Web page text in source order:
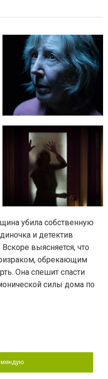
убила собственную
и детектив
выясняется, что
обрекающим
Она спешит спасти
силы дома по